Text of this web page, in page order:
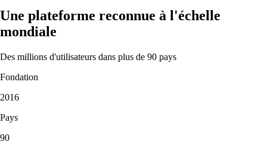
Une plateforme reconnue à l'échelle
mondiale
Des millions d'utilisateurs dans plus de 90 pays
Fondation
2016
Pays
90